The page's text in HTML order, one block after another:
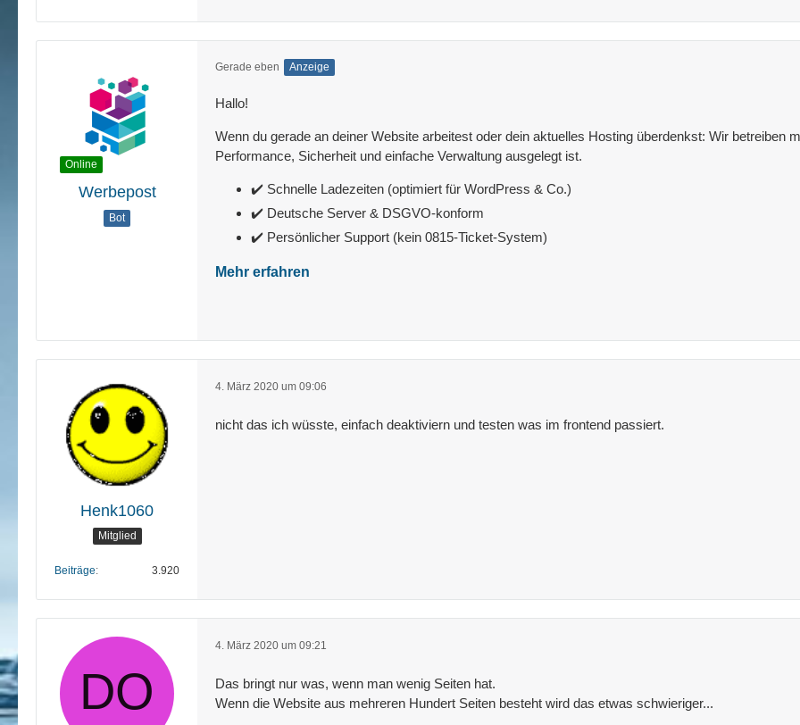
Online
Werbepost
Bot
Gerade eben Anzeige
Hallo!
Wenn du gerade an deiner Website arbeitest oder dein aktuelles Hosting überdenkst: Wir betreiben
Performance, Sicherheit und einfache Verwaltung ausgelegt ist.
✔️ Schnelle Ladezeiten (optimiert für WordPress & Co.)
✔️ Deutsche Server & DSGVO-konform
✔️ Persönlicher Support (kein 0815-Ticket-System)
Mehr erfahren
Henk1060
Mitglied
Beiträge 3.920
4. März 2020 um 09:06
nicht das ich wüsste, einfach deaktiviern und testen was im frontend passiert.
4. März 2020 um 09:21
Das bringt nur was, wenn man wenig Seiten hat.
Wenn die Website aus mehreren Hundert Seiten besteht wird das etwas schwieriger...